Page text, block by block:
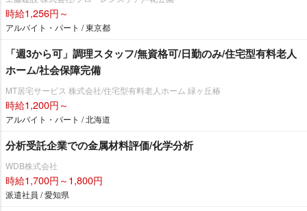
時給1,256円～
アルバイト・パート / 東京都
「週3から可」調理スタッフ/無資格可/日勤のみ/住宅型有料老人
ホーム/社会保障完備
MT居宅サービス 株式会社/住宅型有料老人ホーム 緑ヶ丘椿
時給1,200円～
アルバイト・パート / 北海道
分析受託企業での金属材料評価/化学分析
WDB株式会社
時給1,700円～1,800円
派遣社員 / 愛知県